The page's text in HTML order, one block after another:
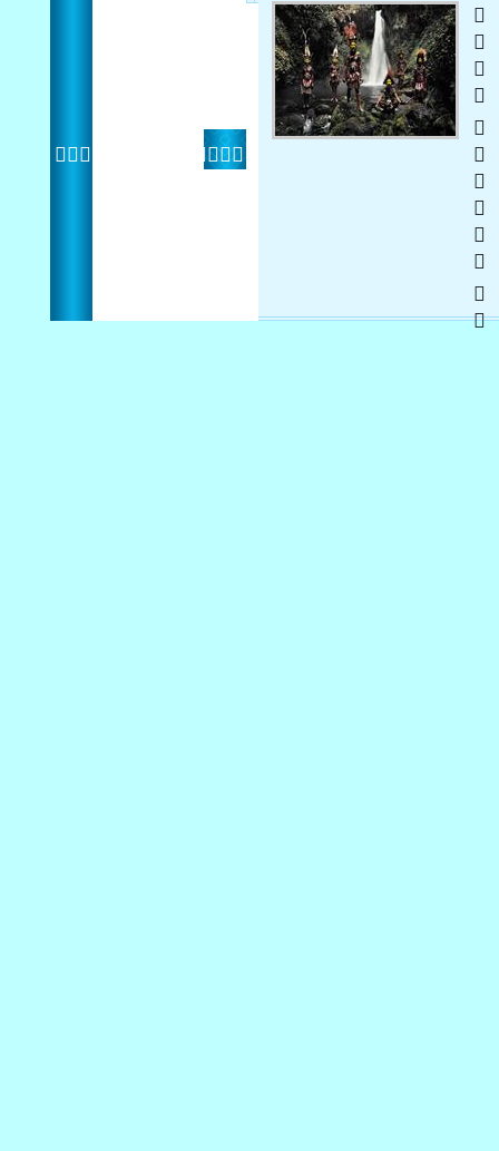
     